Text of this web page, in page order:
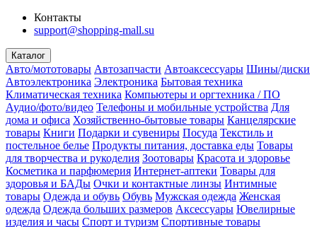
Контакты
support@shopping-mall.su
Каталог
Авто/мототовары Автозапчасти Автоаксессуары Шины/диски
Автоэлектроника Электроника Бытовая техника
Климатическая техника Компьютеры и оргтехника / ПО
Аудио/фото/видео Телефоны и мобильные устройства Для
дома и офиса Хозяйственно-бытовые товары Канцелярские
товары Книги Подарки и сувениры Посуда Текстиль и
постельное белье Продукты питания, доставка еды Товары
для творчества и рукоделия Зоотовары Красота и здоровье
Косметика и парфюмерия Интернет-аптеки Товары для
здоровья и БАДы Очки и контактные линзы Интимные
товары Одежда и обувь Обувь Мужская одежда Женская
одежда Одежда больших размеров Аксессуары Ювелирные
изделия и часы Спорт и туризм Спортивные товары